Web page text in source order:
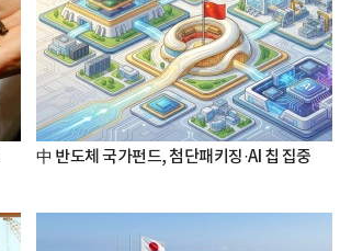
中 반도체 국가펀드, 첨단패키징·AI 칩 집중